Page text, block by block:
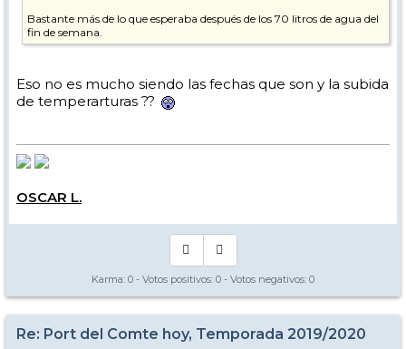
Bastante más de lo que esperaba después de los 70 litros de agua del
fin de semana.
Eso no es mucho siendo las fechas que son y la subida
de temperarturas ??
OSCAR L.
Karma: 0 - Votos positivos: 0 - Votos negativos: 0
Re: Port del Comte hoy, Temporada 2019/2020